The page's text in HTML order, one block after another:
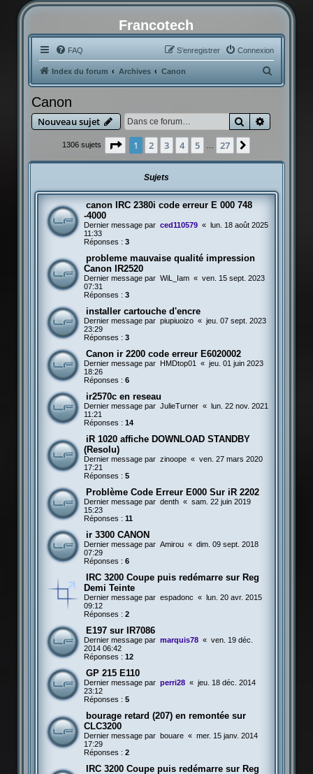
Francotech
FAQ Connexion
S’enregistrer
Index du forum Archives Canon
e
h
Canon
Nouveau sujet Rechercher
1306 sujets Page 1sur27
1 2 3 4 5 … 27
Sujets
canon IRC 2380i code erreur E 000 748
-4000
Dernier message par ced110579 «
lun. 18 août 2025
11:33
Réponses : 3
probleme mauvaise qualité impression
Canon IR2520
Dernier message par WiL_Iam « ven. 15 sept. 2023
07:31
Réponses : 3
installer cartouche d'encre
Dernier message par piupiuoizo « jeu. 07 sept. 2023
23:29
Réponses : 3
Canon ir 2200 code erreur E6020002
Dernier message par HMDtop01 « jeu. 01 juin 2023
18:26
Réponses : 6
ir2570c en reseau
Dernier message par JulieTurner «
lun. 22 nov. 2021
11:21
Réponses : 14
iR 1020 affiche DOWNLOAD STANDBY
(Resolu)
Dernier message par zinoope « ven. 27 mars 2020
17:21
Réponses : 5
Problème Code Erreur E000 Sur iR 2202
Dernier message par denth « sam. 22 juin 2019
15:23
Réponses : 11
ir 3300 CANON
Dernier message par Amirou « dim. 09 sept. 2018
07:29
Réponses : 6
IRC 3200 Coupe puis redémarre sur Reg
Demi Teinte
Dernier message par espadonc «
lun. 20 avr. 2015
09:12
Réponses : 2
E197 sur IR7086
Dernier message par marquis78 « ven. 19 déc.
2014 06:42
Réponses : 12
GP 215 E110
Dernier message par perri28 « jeu. 18 déc. 2014
23:12
Réponses : 5
bourage retard (207) en remontée sur
CLC3200
Dernier message par bouare « mer. 15 janv. 2014
17:29
Réponses : 2
IRC 3200 Coupe puis redémarre sur Reg